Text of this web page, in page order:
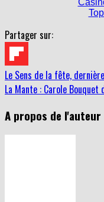
Le Sens de la fête,
La Mante : Carole Bouquet
A propos de l'auteur